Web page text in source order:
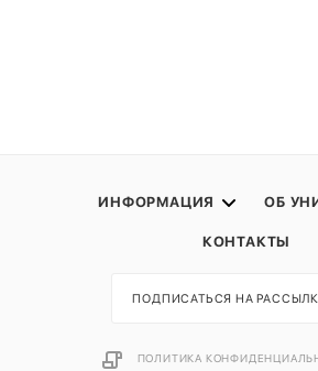
ИНФОРМАЦИЯ ОБ
КОНТАКТЫ
ПОДПИСАТЬСЯ НА
ПОЛИТИКА